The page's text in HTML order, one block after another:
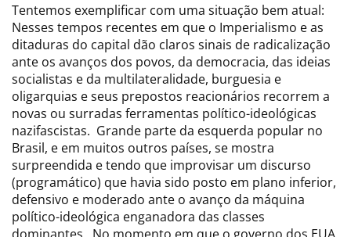
Tentemos exemplificar com uma situação bem atual:
Nesses tempos recentes em que o Imperialismo e as
ditaduras do capital dão claros sinais de radicalização
ante os avanços dos povos, da democracia, das ideias
socialistas e da multilateralidade, burguesia e
oligarquias e seus prepostos reacionários recorrem a
novas ou surradas ferramentas político-ideológicas
nazifascistas. Grande parte da esquerda popular no
Brasil, e em muitos outros países, se mostra
surpreendida e tendo que improvisar um discurso
(programático) que havia sido posto em plano inferior,
defensivo e moderado ante o avanço da máquina
político-ideológica enganadora das classes